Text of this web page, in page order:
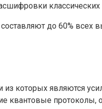
до 60% всех
которых являются
квантовые протоколы,